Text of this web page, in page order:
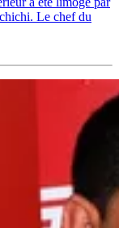
Le chef du